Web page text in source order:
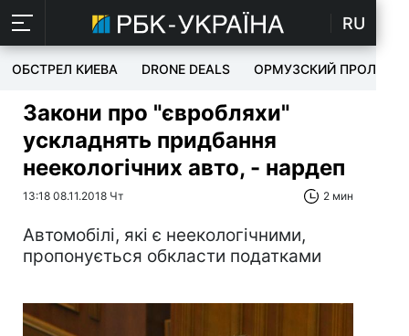
RU
ОБСТРЕЛ КИЕВА DRONE DEALS ОРМУЗСКИЙ ПРОЛИВ
Закони про "євробляхи"
ускладнять придбання
неекологічних авто, - нардеп
13:18 08.11.2018 Чт 2 мин
Автомобілі, які є неекологічними,
пропонується обкласти податками